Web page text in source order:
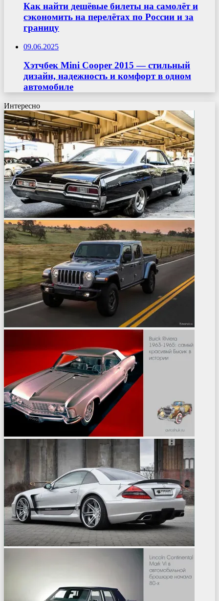
Как найти дешёвые билеты на самолёт и
сэкономить на перелётах по России и за
границу
09.06.2025
Хэтчбек Mini Cooper 2015 — стильный
дизайн, надежность и комфорт в одном
автомобиле
Интересно